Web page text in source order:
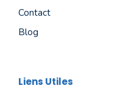
Contact
Blog
Liens Utiles